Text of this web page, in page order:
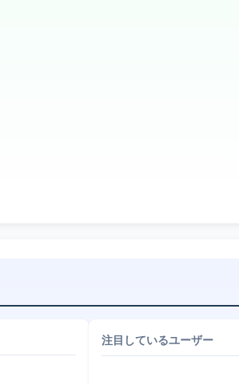
注目しているユーザー